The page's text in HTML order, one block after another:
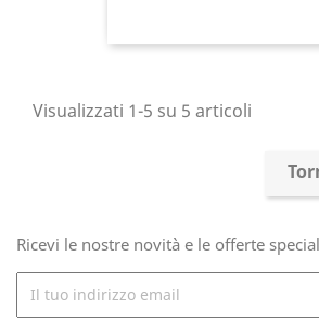
Visualizzati 1-5 su 5 articoli
Ricevi le nostre novità e le offerte